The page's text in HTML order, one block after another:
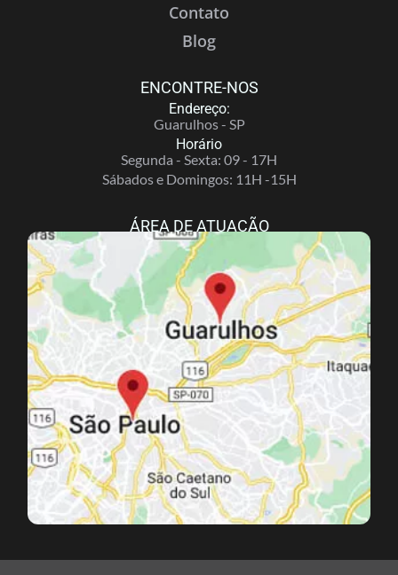
Contato
Blog
ENCONTRE-NOS
Endereço:
Guarulhos - SP
Horário
Segunda - Sexta: 09 - 17H
Sábados e Domingos: 11H -15H
ÁREA DE ATUAÇÃO